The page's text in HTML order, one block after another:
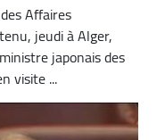
Affaires
jeudi à Alger,
japonais des
visite ...